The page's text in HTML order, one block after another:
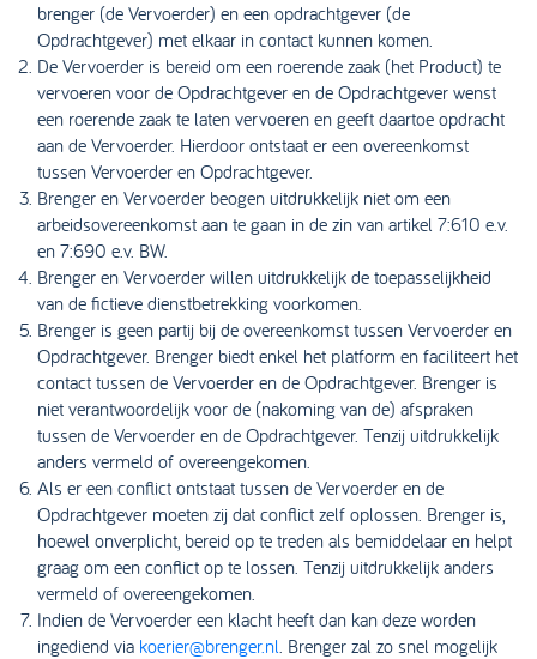
brenger (de Vervoerder) en een opdrachtgever (de
Opdrachtgever) met elkaar in contact kunnen komen.
De Vervoerder is bereid om een roerende zaak (het Product) te
vervoeren voor de Opdrachtgever en de Opdrachtgever wenst
een roerende zaak te laten vervoeren en geeft daartoe opdracht
aan de Vervoerder. Hierdoor ontstaat er een overeenkomst
tussen Vervoerder en Opdrachtgever.
Brenger en Vervoerder beogen uitdrukkelijk niet om een
arbeidsovereenkomst aan te gaan in de zin van artikel 7:610 e.v.
en 7:690 e.v. BW.
Brenger en Vervoerder willen uitdrukkelijk de toepasselijkheid
van de fictieve dienstbetrekking voorkomen.
Brenger is geen partij bij de overeenkomst tussen Vervoerder en
Opdrachtgever. Brenger biedt enkel het platform en faciliteert het
contact tussen de Vervoerder en de Opdrachtgever. Brenger is
niet verantwoordelijk voor de (nakoming van de) afspraken
tussen de Vervoerder en de Opdrachtgever. Tenzij uitdrukkelijk
anders vermeld of overeengekomen.
Als er een conflict ontstaat tussen de Vervoerder en de
Opdrachtgever moeten zij dat conflict zelf oplossen. Brenger is,
hoewel onverplicht, bereid op te treden als bemiddelaar en helpt
graag om een conflict op te lossen. Tenzij uitdrukkelijk anders
vermeld of overeengekomen.
Indien de Vervoerder een klacht heeft dan kan deze worden
ingediend via koerier@brenger.nl. Brenger zal zo snel mogelijk